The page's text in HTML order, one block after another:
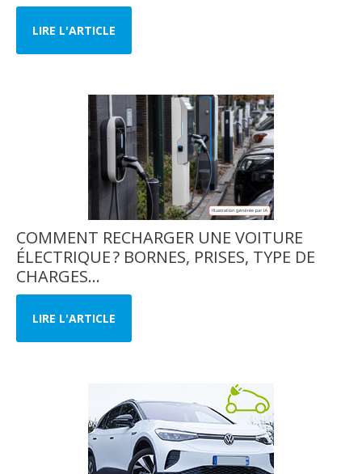
LIRE L'ARTICLE
COMMENT RECHARGER UNE VOITURE
ÉLECTRIQUE ? BORNES, PRISES, TYPE DE
CHARGES...
LIRE L'ARTICLE